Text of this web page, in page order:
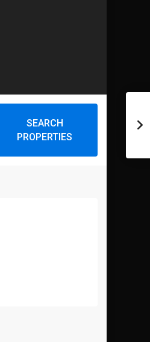
SEARCH
PROPERTIES